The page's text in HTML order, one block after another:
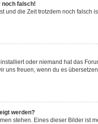
noch falsch!
die Zeit trotzdem noch
oder niemand hat das
uns freuen, wenn du es
werden?
stehen. Eines dieser Bilder ist